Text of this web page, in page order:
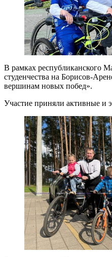
В рамках республиканского
студенчества на Борисов-
вершинам новых побед».
Участие приняли активные и